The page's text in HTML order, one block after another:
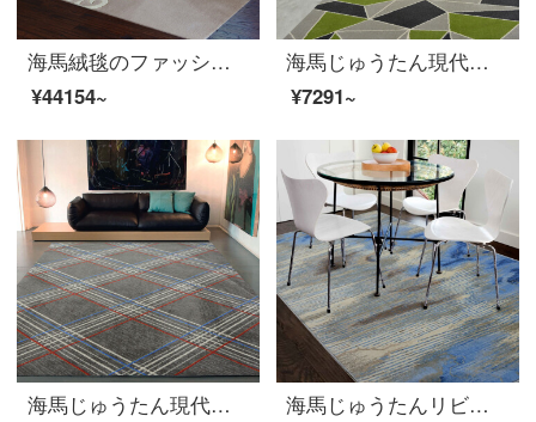
海馬絨毯のファッションは簡単です。ニュージーランドウール手製絨毯客間茶何ソファー寝室書斎オーダーメイド絨毯S 722カスタム前売2.2 M*3.3 M
¥44154~
海馬じゅうたん現代簡約客間レストラン寝室書斎現物じゅうたんR 9979 A-N 4070 1.6 Mx 2.3 M
¥7291~
海馬じゅうたん現代簡約客間レストラン寝室書斎現物じゅうたんA 942 A-N 6008 1.6 Mx 2.3 M
海馬じゅうたんリビングルーム書斎じゅうたん現代シンプルスタイルR 9440 R 9440 M*3 M